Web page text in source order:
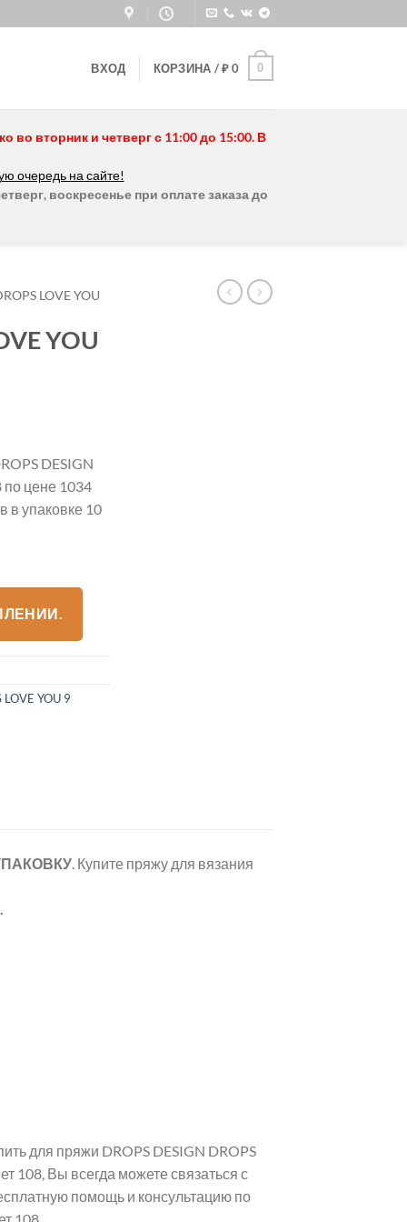
ВХОД КОРЗИНА /₽0 0
во вторник и четверг с 11:00 до 15:00. В
очередь на сайте!
воскресенье при оплате заказа до
LOVE YOU
YOU
DESIGN
по цене 1034
в упаковке 10
LOVE YOU 9
. Купите пряжу для вязания
для пряжи DROPS DESIGN DROPS
108, Вы всегда можете связаться с
помощь и консультацию по